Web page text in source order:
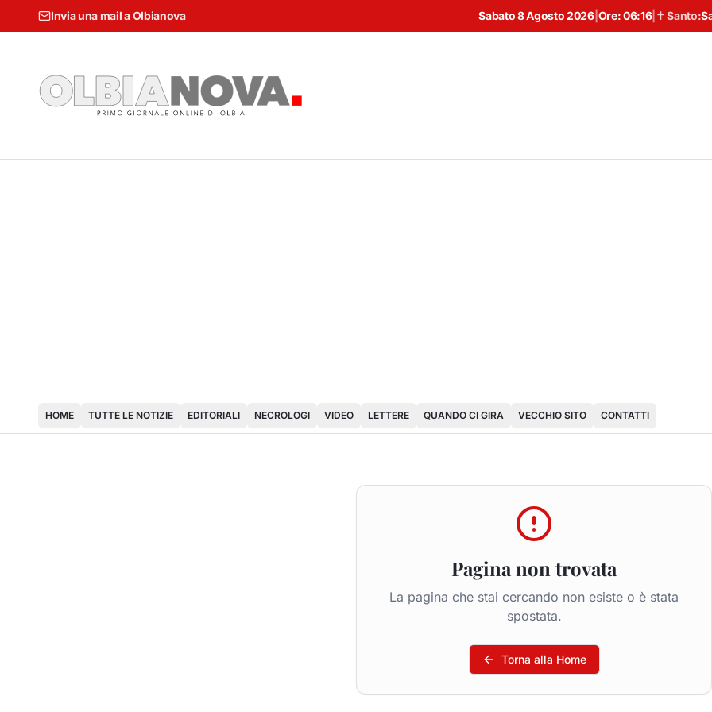
Invia una mail a Olbianova Sabato 8 Agosto 2026| Ore:06:16| ✝ Santo:
HOME TUTTE LE NOTIZIE EDITORIALI NECROLOGI VIDEO LETTERE QUANDO CI GIRA VECCHIO SITO CONTATTI
Pagina non trovata
La pagina che stai cercando non esiste o è stata
spostata.
Torna alla Home